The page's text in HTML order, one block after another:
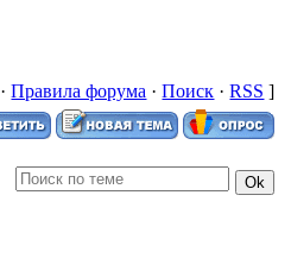
·Правила форума ·Поиск ·RSS ]